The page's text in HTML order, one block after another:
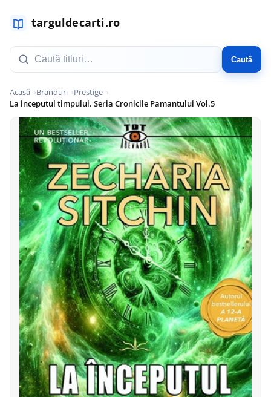
Caută
Acasă Branduri
Prestige
La inceputul timpului. Seria Cronicile Pamantului Vol.5